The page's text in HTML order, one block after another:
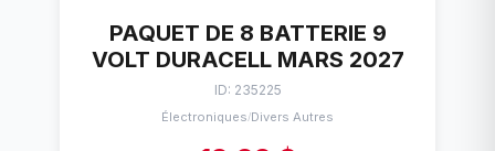
PAQUET DE 8 BATTERIE 9
VOLT DURACELL MARS 2027
ID: 235225
Électroniques/Divers Autres